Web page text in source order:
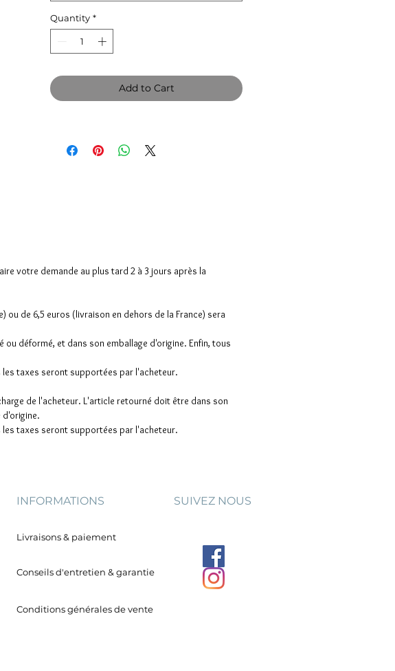
Quantity *
Add to Cart
votre demande au plus tard 2 à 3 jours après la
de 6,5 euros (livraison en dehors de la France) sera
déformé, et dans son emballage d'origine. Enfin, tous
taxes seront supportées par l'acheteur.
de l'acheteur. L'article retourné doit être dans son
d'origine.
taxes seront supportées par l'acheteur.
INFORMATIONS
Livraisons & paiement
Conseils d'entretien & garantie
SUIVEZ NOUS
Conditions générales de vente